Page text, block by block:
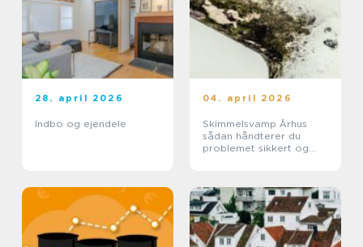
28. april 2026
Indbo og ejendele
04. april 2026
Skimmelsvamp Århus
sådan håndterer du
problemet sikkert og